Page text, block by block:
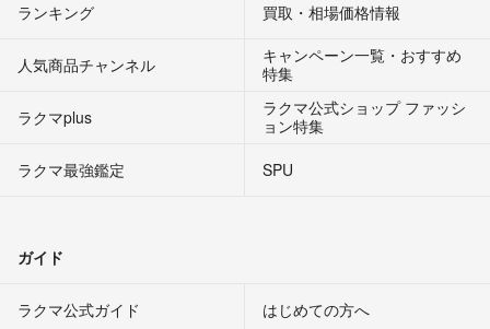
ランキング 買取・相場価格情報
人気商品チャンネル
キャンペーン一覧・おすすめ
特集
ラクマplus
ラクマ公式ショップ ファッシ
ョン特集
ラクマ最強鑑定
SPU
ガイド
ラクマ公式ガイド はじめての方へ